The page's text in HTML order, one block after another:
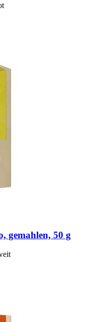
gemahlen, 50 g